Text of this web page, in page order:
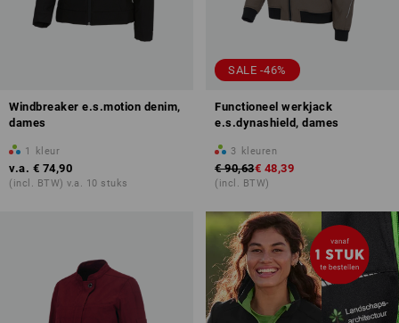
Windbreaker e.s.motion denim,
dames
1 kleur
v.a. € 74,90
(incl. BTW) v.a. 10 stuks
SALE -46%
Functioneel werkjack
e.s.dynashield, dames
3 kleuren
€ 90,63€ 48,39
(incl. BTW)